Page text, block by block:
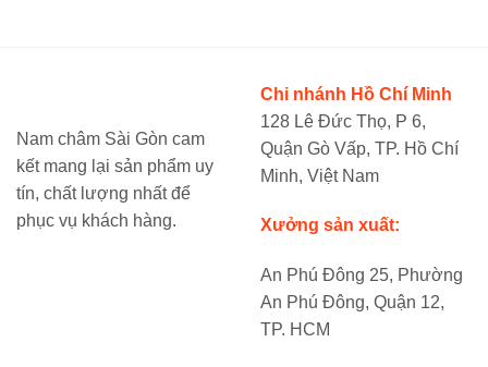
Nam châm Sài Gòn cam
kết mang lại sản phẩm uy
tín, chất lượng nhất để
phục vụ khách hàng.
Chi nhánh Hồ Chí Minh
128 Lê Đức Thọ, P 6,
Quận Gò Vấp, TP. Hồ Chí
Minh, Việt Nam
Xưởng sản xuất:
An Phú Đông 25, Phường
An Phú Đông, Quận 12,
TP. HCM